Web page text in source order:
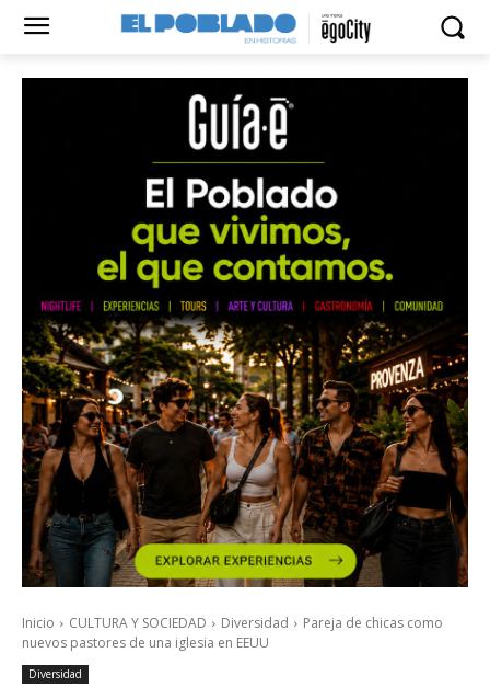
Inicio CULTURA Y SOCIEDAD Diversidad
Pareja de chicas como
nuevos pastores de una iglesia en EEUU
Diversidad